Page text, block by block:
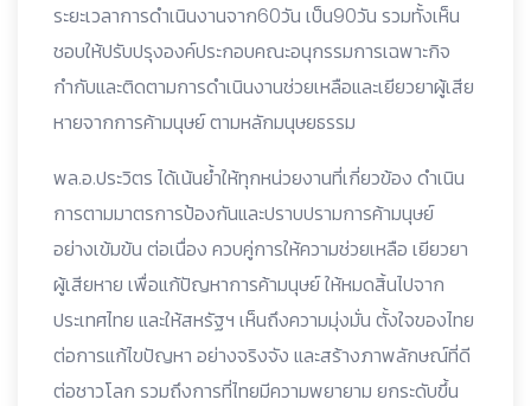
ระยะเวลาการดำเนินงานจาก60วัน เป็น90วัน รวมทั้งเห็น
ชอบให้ปรับปรุงองค์ประกอบคณะอนุกรรมการเฉพาะกิจ
กำกับและติดตามการดำเนินงานช่วยเหลือและเยียวยาผู้เสีย
หายจากการค้ามนุษย์ ตามหลักมนุษยธรรม
พล.อ.ประวิตร ได้เน้นย้ำให้ทุกหน่วยงานที่เกี่ยวข้อง ดำเนิน
การตามมาตรการป้องกันและปราบปรามการค้ามนุษย์
อย่างเข้มข้น ต่อเนื่อง ควบคู่การให้ความช่วยเหลือ เยียวยา
ผู้เสียหาย เพื่อแก้ปัญหาการค้ามนุษย์ ให้หมดสิ้นไปจาก
ประเทศไทย และให้สหรัฐฯ เห็นถึงความมุ่งมั่น ตั้งใจของไทย
ต่อการแก้ไขปัญหา อย่างจริงจัง และสร้างภาพลักษณ์ที่ดี
ต่อชาวโลก รวมถึงการที่ไทยมีความพยายาม ยกระดับขึ้น